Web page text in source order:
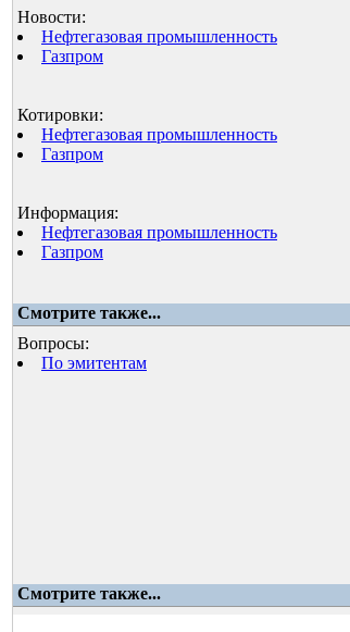
Новости:
Нефтегазовая промышленность
Газпром
Котировки:
Нефтегазовая промышленность
Газпром
Информация:
Нефтегазовая промышленность
Газпром
Смотрите также...
Вопросы:
По эмитентам
Смотрите также...